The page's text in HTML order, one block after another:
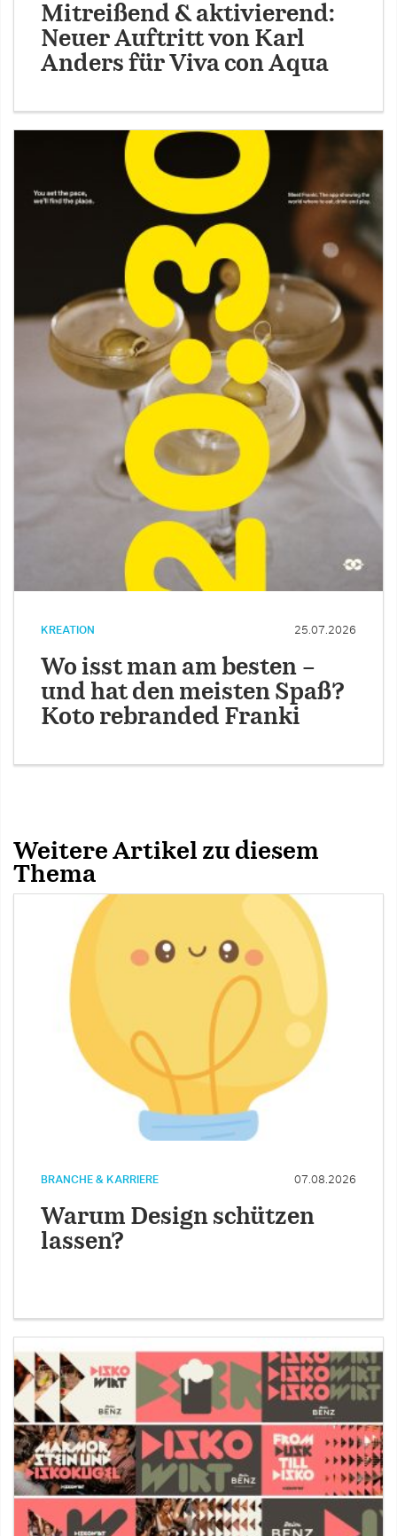
Mitreißend & aktivierend:
Neuer Auftritt von Karl
Anders für Viva con Aqua
KREATION 25.07.2026
Wo isst man am besten –
und hat den meisten Spaß?
Koto rebranded Franki
Weitere Artikel zu diesem
Thema
BRANCHE & KARRIERE 07.08.2026
Warum Design schützen
lassen?